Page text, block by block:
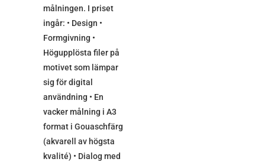
målningen. I priset
ingår: • Design •
Formgivning •
Högupplösta filer på
motivet som lämpar
sig för digital
användning • En
vacker målning i A3
format i Gouaschfärg
(akvarell av högsta
kvalité) • Dialog med